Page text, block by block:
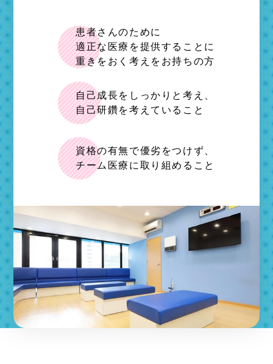
患者さんのために
適正な医療を提供することに
重きをおく考えをお持ちの方
自己成長をしっかりと考え、
自己研鑽を考えていること
資格の有無で優劣をつけず、
チーム医療に取り組めること